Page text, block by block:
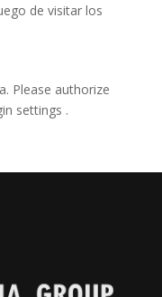
de visitar los
Please authorize
settings .